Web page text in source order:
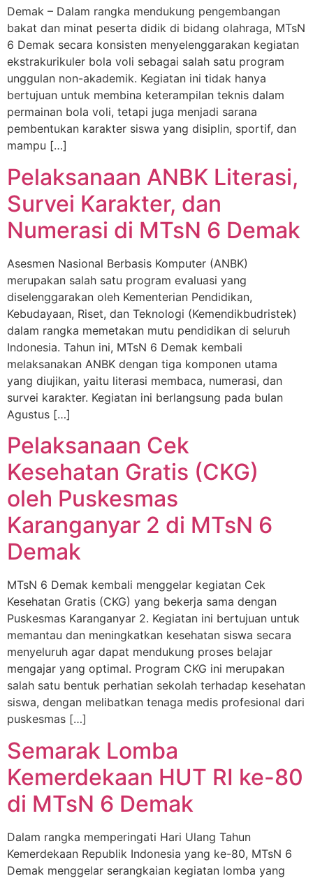
Demak – Dalam rangka mendukung pengembangan
bakat dan minat peserta didik di bidang olahraga, MTsN
6 Demak secara konsisten menyelenggarakan kegiatan
ekstrakurikuler bola voli sebagai salah satu program
unggulan non-akademik. Kegiatan ini tidak hanya
bertujuan untuk membina keterampilan teknis dalam
permainan bola voli, tetapi juga menjadi sarana
pembentukan karakter siswa yang disiplin, sportif, dan
mampu […]
Pelaksanaan ANBK Literasi,
Survei Karakter, dan
Numerasi di MTsN 6 Demak
Asesmen Nasional Berbasis Komputer (ANBK)
merupakan salah satu program evaluasi yang
diselenggarakan oleh Kementerian Pendidikan,
Kebudayaan, Riset, dan Teknologi (Kemendikbudristek)
dalam rangka memetakan mutu pendidikan di seluruh
Indonesia. Tahun ini, MTsN 6 Demak kembali
melaksanakan ANBK dengan tiga komponen utama
yang diujikan, yaitu literasi membaca, numerasi, dan
survei karakter. Kegiatan ini berlangsung pada bulan
Agustus […]
Pelaksanaan Cek
Kesehatan Gratis (CKG)
oleh Puskesmas
Karanganyar 2 di MTsN 6
Demak
MTsN 6 Demak kembali menggelar kegiatan Cek
Kesehatan Gratis (CKG) yang bekerja sama dengan
Puskesmas Karanganyar 2. Kegiatan ini bertujuan untuk
memantau dan meningkatkan kesehatan siswa secara
menyeluruh agar dapat mendukung proses belajar
mengajar yang optimal. Program CKG ini merupakan
salah satu bentuk perhatian sekolah terhadap kesehatan
siswa, dengan melibatkan tenaga medis profesional dari
puskesmas […]
Semarak Lomba
Kemerdekaan HUT RI ke-80
di MTsN 6 Demak
Dalam rangka memperingati Hari Ulang Tahun
Kemerdekaan Republik Indonesia yang ke-80, MTsN 6
Demak menggelar serangkaian kegiatan lomba yang